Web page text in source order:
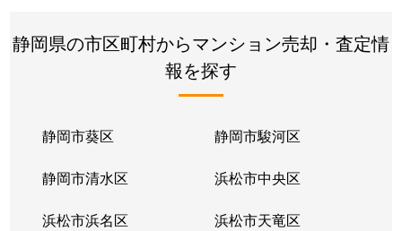
静岡県の市区町村からマンション売却・査定情
報を探す
静岡市葵区 静岡市駿河区
静岡市清水区 浜松市中央区
浜松市浜名区 浜松市天竜区